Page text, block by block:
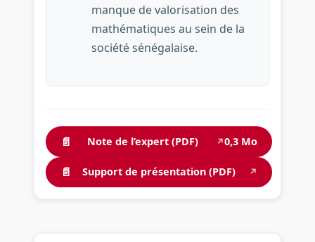
manque de valorisation des
mathématiques au sein de la
société sénégalaise.
📄 Note de l’expert (PDF) ↗0,3 Mo
📄 Support de présentation (PDF) ↗